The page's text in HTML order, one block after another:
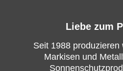
Liebe zum
Seit 1988 produzieren
Markisen und